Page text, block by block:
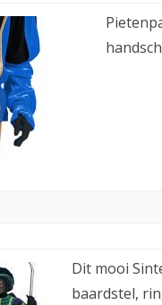
Dit mooi
baardstel,